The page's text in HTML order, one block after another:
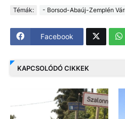
Témák: - Borsod-Abaúj-Zemplén
Facebook
KAPCSOLÓDÓ CIKKEK